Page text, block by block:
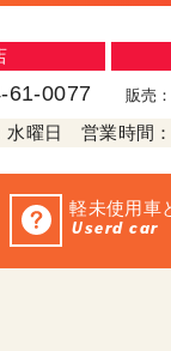
61-0077 販売
水曜日 営業時間
軽未使用車
Userd car